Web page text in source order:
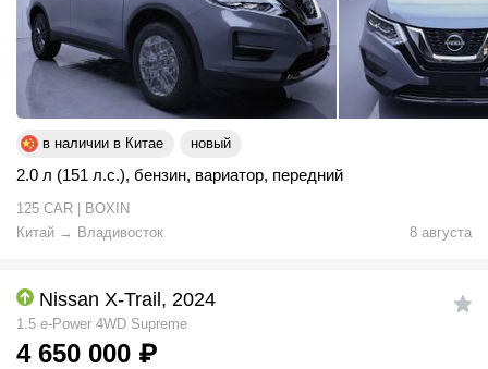
в наличии в Китае новый
2.0 л (151 л.с.), бензин, вариатор, передний
125 CAR | BOXIN
Китай → Владивосток 8 августа
Nissan X-Trail, 2024
1.5 e-Power 4WD Supreme
4 650 000 ₽